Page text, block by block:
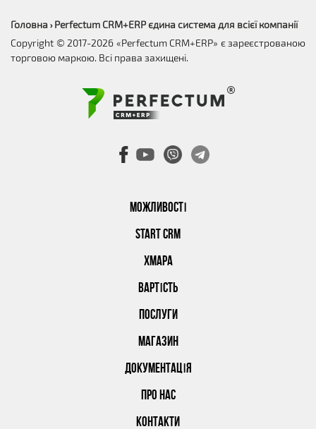
МОЖЛИВОСТІ
START CRM
ХМАРА
ВАРТІСТЬ
ПОСЛУГИ
МАГАЗИН
ДОКУМЕНТАЦІЯ
ПРО НАС
КОНТАКТИ
Головна › Perfectum CRM+ERP єдина система для всієї компанії
Copyright © 2017-2026 «Perfectum CRM+ERP» є зареєстрованою
торговою маркою. Всі права захищені.